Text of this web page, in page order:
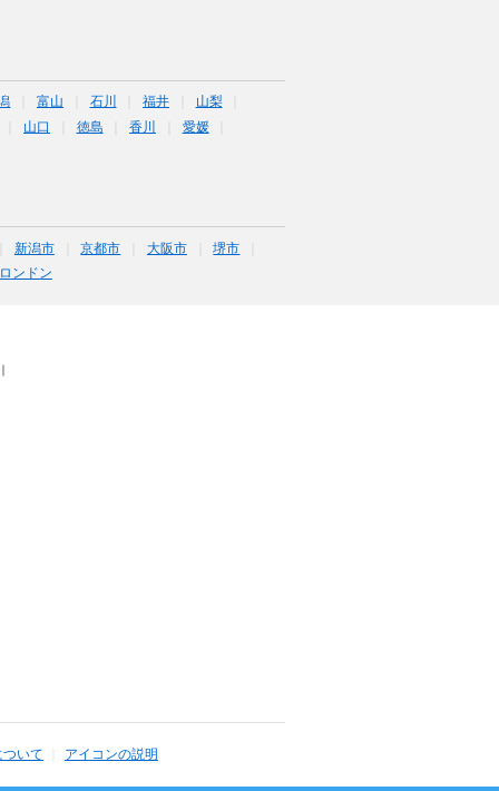
富山 石川 福井
山梨
山口 徳島 香川
愛媛
新潟市 京都市 大阪市
堺市
ロンドン
ついて アイコンの説明